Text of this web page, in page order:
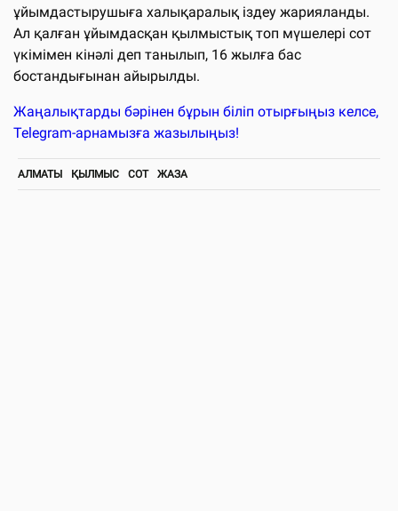
ұйымдастырушыға халықаралық іздеу жарияланды.
Ал қалған ұйымдасқан қылмыстық топ мүшелері сот
үкімімен кінәлі деп танылып, 16 жылға бас
бостандығынан айырылды.
Жаңалықтарды бәрінен бұрын біліп отырғыңыз келсе,
Telegram-арнамызға жазылыңыз!
АЛМАТЫ ҚЫЛМЫС СОТ ЖАЗА